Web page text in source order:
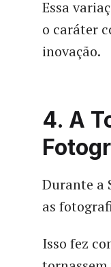
Essa
o caráter
inovação.
4. A
Durante a
as
Isso fez